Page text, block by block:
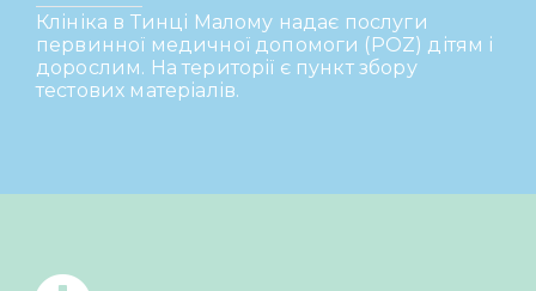
Клініка в Тинці Малому надає послуги
первинної медичної допомоги (POZ) дітям і
дорослим. На території є пункт збору
тестових матеріалів.